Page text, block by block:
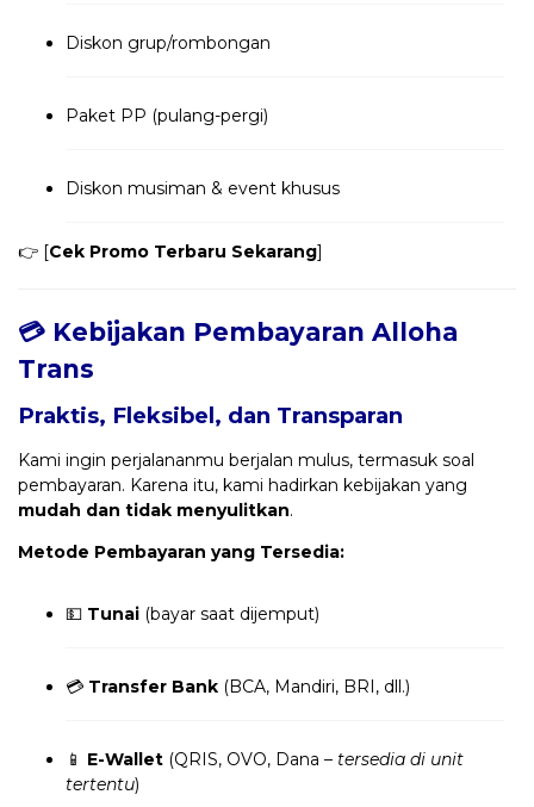
Diskon grup/rombongan
Paket PP (pulang-pergi)
Diskon musiman & event khusus
👉 [Cek Promo Terbaru Sekarang]
💳 Kebijakan Pembayaran Alloha
Trans
Praktis, Fleksibel, dan Transparan
Kami ingin perjalananmu berjalan mulus, termasuk soal
pembayaran. Karena itu, kami hadirkan kebijakan yang
mudah dan tidak menyulitkan.
Metode Pembayaran yang Tersedia:
💵 Tunai (bayar saat dijemput)
💳 Transfer Bank (BCA, Mandiri, BRI, dll.)
📱 E-Wallet (QRIS, OVO, Dana – tersedia di unit
tertentu)